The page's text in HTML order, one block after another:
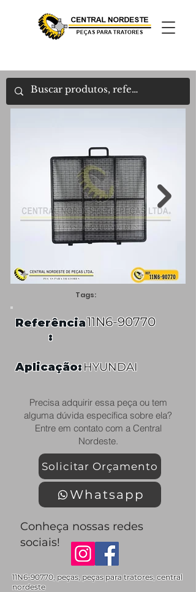
Tags:
Referência
:
11N6-90770
Aplicação:HYUNDAI
Precisa adquirir essa peça ou tem
alguma dúvida específica sobre ela?
Entre em contato com a Central
Nordeste.
Solicitar Orçamento
Whatsapp
Conheça nossas redes
sociais!
11N6-90770, peças, peças para tratores, central
nordeste